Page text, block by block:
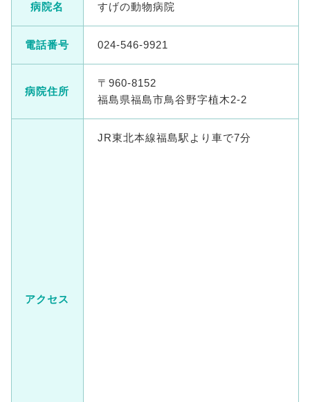
病院名 すげの動物病院
電話番号 024-546-9921
病院住所
〒960-8152
福島県福島市鳥谷野字植木2-2
アクセス
JR東北本線福島駅より車で7分